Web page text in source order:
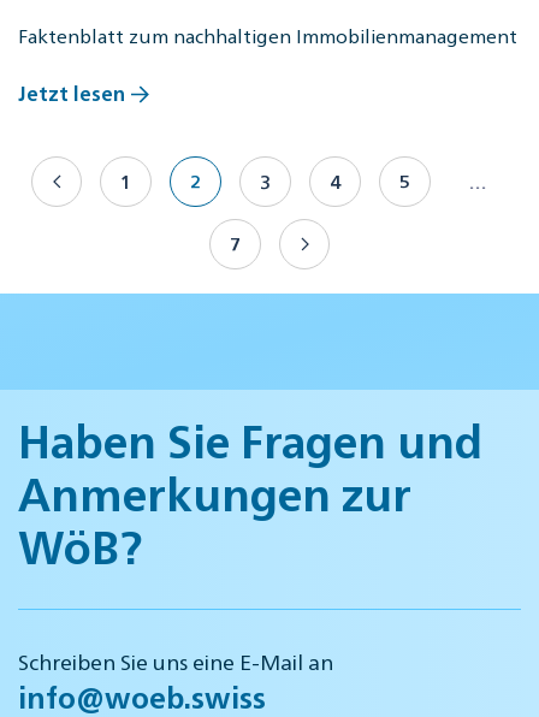
Faktenblatt zum nachhaltigen Immobilienmanagement
Jetzt lesen
1 2 3 4 5 …
7
Haben Sie Fragen und
Anmerkungen zur
WöB?
Schreiben Sie uns eine E-Mail an
info@woeb.swiss